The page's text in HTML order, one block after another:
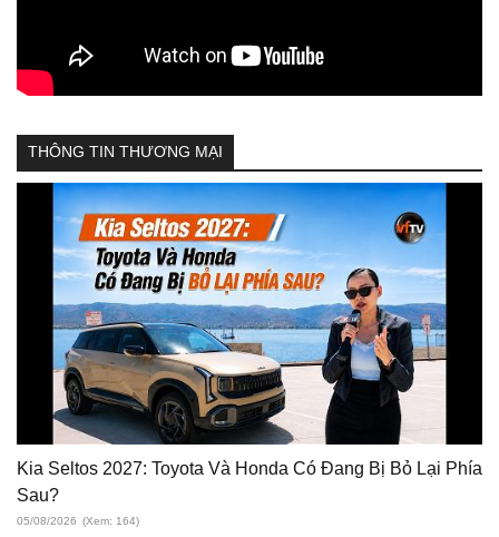
THÔNG TIN THƯƠNG MẠI
Kia Seltos 2027: Toyota Và Honda Có Đang Bị Bỏ Lại Phía
Sau?
05/08/2026 (Xem: 164)